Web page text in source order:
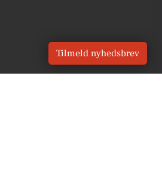
Tilmeld nyhedsbrev